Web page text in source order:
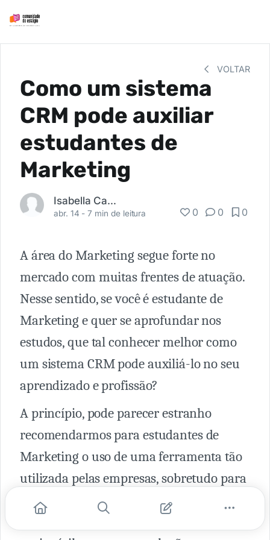
VOLTAR
Como um sistema
CRM pode auxiliar
estudantes de
Marketing
Isabella Camardella
abr. 14 -7 min de leitura 0 0 0
A área do Marketing segue forte no
mercado com muitas frentes de atuação.
Nesse sentido, se você é estudante de
Marketing e quer se aprofundar nos
estudos, que tal conhecer melhor como
um sistema CRM pode auxiliá-lo no seu
aprendizado e profissão?
A princípio, pode parecer estranho
recomendarmos para estudantes de
Marketing o uso de uma ferramenta tão
utilizada pelas empresas, sobretudo para
vendas. Mas no decorrer do texto, você